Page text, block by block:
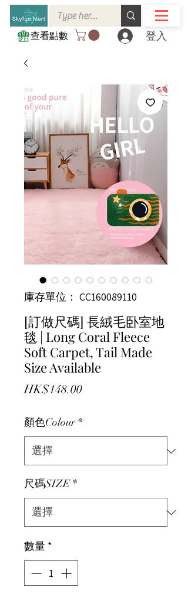
查看點數 登入
庫存單位： CC160089110
[訂做尺碼] 長絨毛卧室地
毯 | Long Coral Fleece
Soft Carpet, Tail Made
Size Available
HK$148.00價格
顏色Colour *
尺碼SIZE *
數量 *